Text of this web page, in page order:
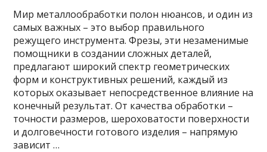
Мир металлообработки полон нюансов, и один из
самых важных – это выбор правильного
режущего инструмента. Фрезы, эти незаменимые
помощники в создании сложных деталей,
предлагают широкий спектр геометрических
форм и конструктивных решений, каждый из
которых оказывает непосредственное влияние на
конечный результат. От качества обработки –
точности размеров, шероховатости поверхности
и долговечности готового изделия – напрямую
зависит …